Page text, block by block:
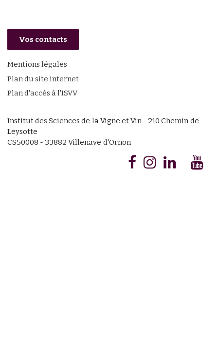
Vos contacts
Mentions légales
Plan du site internet
Plan d'accès à l'ISVV
Institut des Sciences de la Vigne et Vin - 210 Chemin de
Leysotte
CS50008 - 33882 Villenave d'Ornon